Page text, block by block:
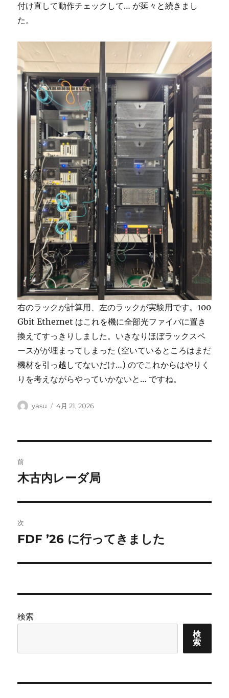
付け直して動作チェックして… が延々と続きまし
た。
右のラックが計算用、左のラックが実験用です。100
Gbit Ethernet はこれを機に全部光ファイバに置き
換えてすっきりしました。いきなりほぼラックスペ
ースがが埋まってしまった (空いているところはまだ
機材を引っ越してないだけ…) のでこれからはやりく
りを考えながらやっていかないと… ですね。
投
yasu
投
4月 21, 2026
稿
ビ
ゲ
ー
ン
前
前
投
稿:
木古内レーダ局
次
次
投
FDF ’26 に行ってきました
検索
検
索